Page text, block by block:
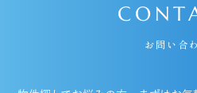
お問い合